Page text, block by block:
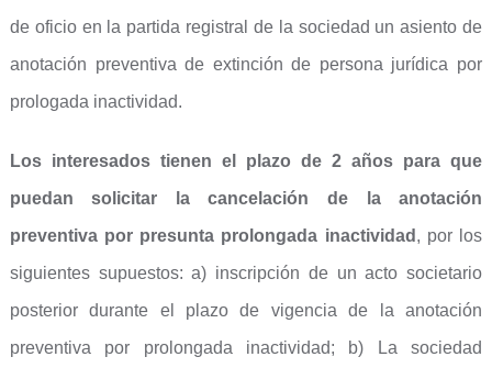
de oficio en la partida registral de la sociedad un asiento de
anotación preventiva de extinción de persona jurídica por
prologada inactividad.
Los interesados tienen el plazo de 2 años para que
puedan solicitar la cancelación de la anotación
preventiva por presunta prolongada inactividad , por los
siguientes supuestos: a) inscripción de un acto societario
posterior durante el plazo de vigencia de la anotación
preventiva por prolongada inactividad; b) La sociedad